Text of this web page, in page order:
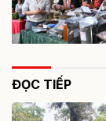
ĐỌC TIẾP